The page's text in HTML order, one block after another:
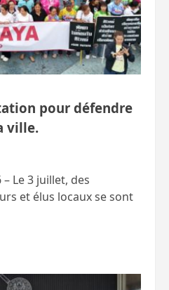
pour défendre
ville.
Le 3 juillet, des
et élus locaux se sont